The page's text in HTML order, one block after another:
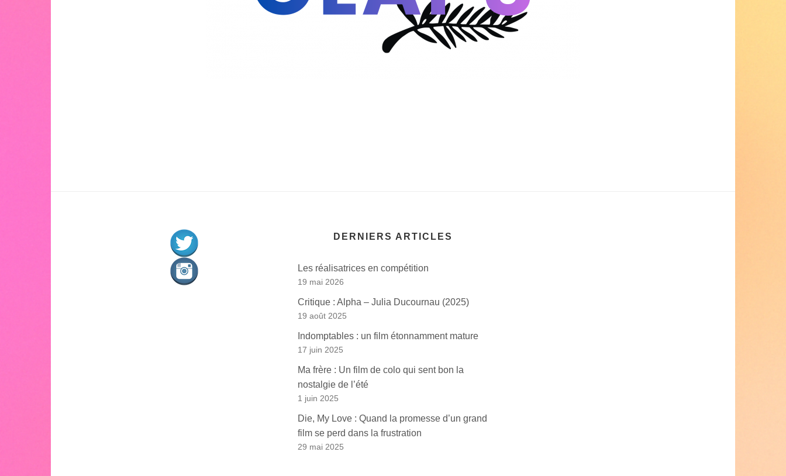
DERNIERS ARTICLES
Les réalisatrices en compétition
19 mai 2026
Critique : Alpha – Julia Ducournau (2025)
19 août 2025
Indomptables : un film étonnamment mature
17 juin 2025
Ma frère : Un film de colo qui sent bon la
nostalgie de l’été
1 juin 2025
Die, My Love : Quand la promesse d’un grand
film se perd dans la frustration
29 mai 2025